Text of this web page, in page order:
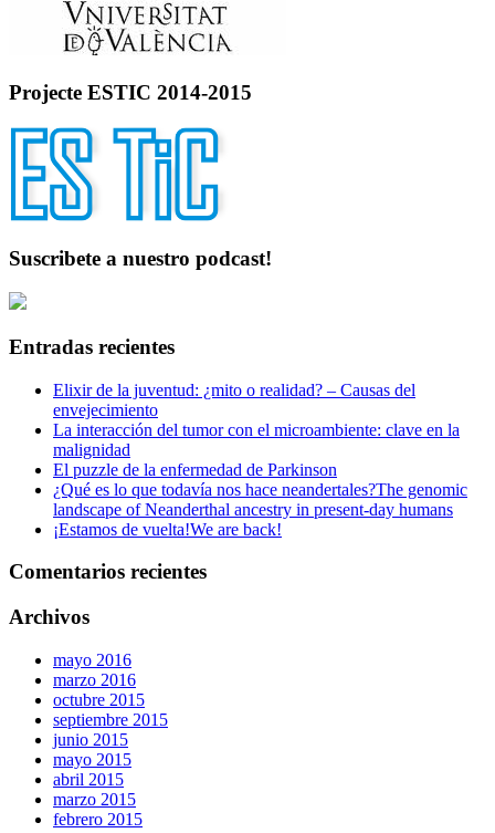
Projecte ESTIC 2014-2015
Suscribete a nuestro podcast!
Entradas recientes
Elixir de la juventud: ¿mito o realidad? – Causas del
envejecimiento
La interacción del tumor con el microambiente: clave en la
malignidad
El puzzle de la enfermedad de Parkinson
¿Qué es lo que todavía nos hace neandertales?The genomic
landscape of Neanderthal ancestry in present-day humans
¡Estamos de vuelta!We are back!
Comentarios recientes
Archivos
mayo 2016
marzo 2016
octubre 2015
septiembre 2015
junio 2015
mayo 2015
abril 2015
marzo 2015
febrero 2015